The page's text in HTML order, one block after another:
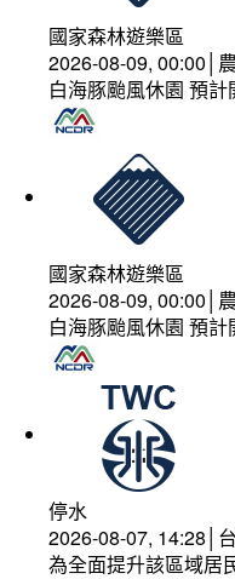
國家森林遊樂區
2026-08-09, 00:00│
白海豚颱風休園 預
國家森林遊樂區
2026-08-09, 00:00│
白海豚颱風休園 預
停水
2026-08-07, 14:28│
為全面提升該區域居